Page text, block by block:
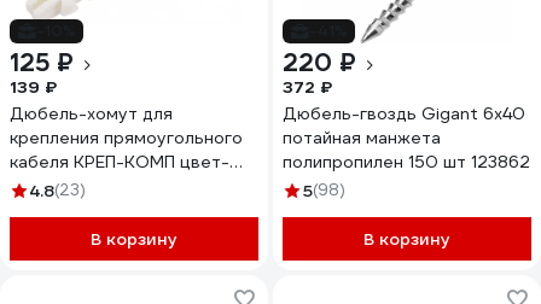
125 ₽
139 ₽
Дюбель-хомут для
крепления прямоугольного
кабеля КРЕП-КОМП цвет-
белый 12х6 100шт дх126
4.8(23)
В корзину
220 ₽
372 ₽
Дюбель-гвоздь Gigant 6x40
потайная манжета
полипропилен 150 шт 123862
5(98)
В корзину